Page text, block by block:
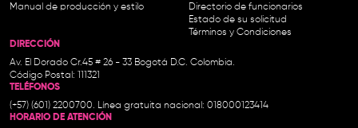
Manual de producción y estilo
Directorio de funcionarios
Estado de su solicitud
Términos y Condiciones
DIRECCIÓN
Av. El Dorado Cr.45 # 26 - 33 Bogotá D.C. Colombia.
Código Postal: 111321
TELÉFONOS
(+57) (601) 2200700. Línea gratuita nacional: 018000123414
HORARIO DE ATENCIÓN